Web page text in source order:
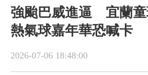
強颱巴威進逼 宜蘭童
熱氣球嘉年華恐喊卡
2026-07-06 18:48:00